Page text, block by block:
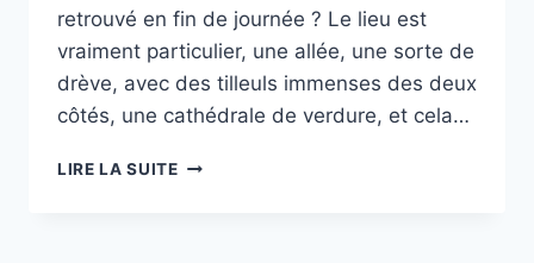
retrouvé en fin de journée ? Le lieu est
vraiment particulier, une allée, une sorte de
drève, avec des tilleuls immenses des deux
côtés, une cathédrale de verdure, et cela…
LIRE LA SUITEMÉTALU